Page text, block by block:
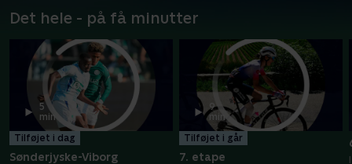
Det hele - på få minutter
5
min
Tilføjet i dag
Sønderjyske-Viborg
9
min
Tilføjet i går
7. etape